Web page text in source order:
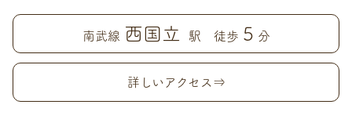
南武線 西国立 駅 徒歩 5 分
詳しいアクセス⇒